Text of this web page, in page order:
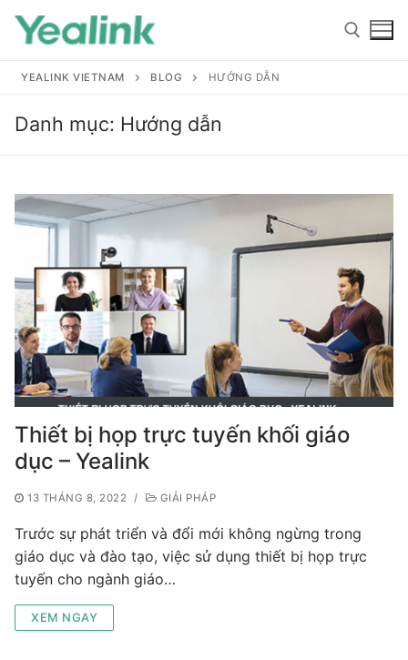
Home
Hỗ trợ
Hỗ trợ
Tài liệu hướng dẫn
Điện thoại IP Phone
Wireless IP Phone
Hội Nghị Truyền Hình
Giới thiệu
Đại lý
Sự kiện
Liên hệ
YEALINK VIETNAM BLOG HƯỚNG DẪN
Danh mục: Hướng dẫn
Thiết bị họp trực tuyến khối giáo
dục – Yealink
13 THÁNG 8, 2022 / GIẢI PHÁP
Trước sự phát triển và đổi mới không ngừng trong
giáo dục và đào tạo, việc sử dụng thiết bị họp trực
tuyến cho ngành giáo…
XEM NGAY